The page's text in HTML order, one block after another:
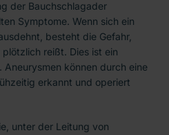
der Bauchschlagader
Symptome. Wenn sich ein
besteht die Gefahr,
reißt. Dies ist ein
können durch eine
erkannt und operiert
unter der Leitung von